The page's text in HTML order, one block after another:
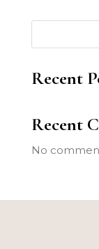
Recent
Recent
No